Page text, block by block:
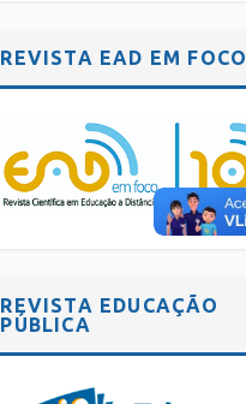
REVISTA EAD EM FOCO
REVISTA EDUCAÇÃO
PÚBLICA